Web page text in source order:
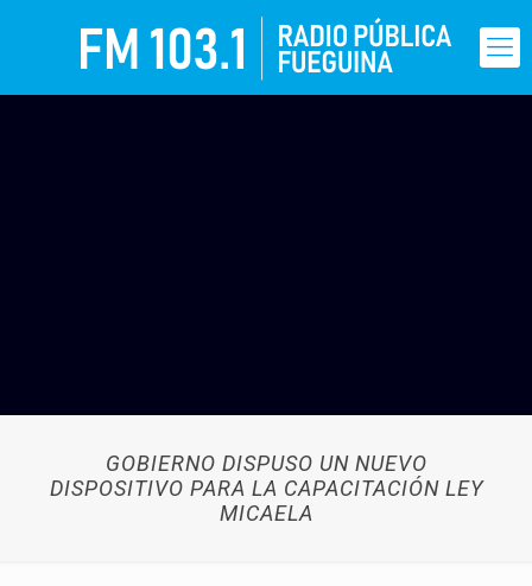
GOBIERNO DISPUSO UN NUEVO
DISPOSITIVO PARA LA CAPACITACIÓN LEY
MICAELA